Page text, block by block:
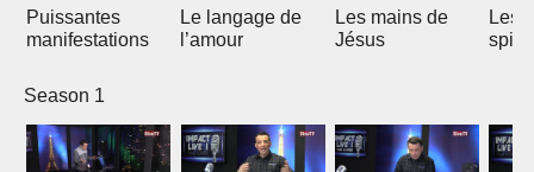
Puissantes
manifestations
Le langage de
l’amour
Les mains de
Jésus
Les
Season 1